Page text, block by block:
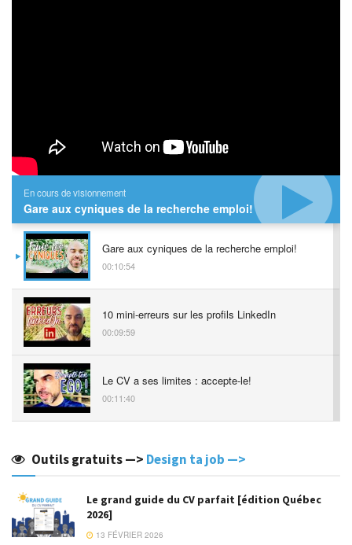
En cours de visionnement
Gare aux cyniques de la recherche emploi!
Gare aux cyniques de la recherche emploi!
00:10:54
10 mini-erreurs sur les profils LinkedIn
00:09:59
Le CV a ses limites : accepte-le!
00:11:40
d'embauche
Comment je suis devenu digital nomad (et que
tu le peux aussi)
00:13:16
Outils gratuits —> Design ta job —>
Le grand guide du CV parfait [édition Québec
2026]
13 FÉVRIER 2026